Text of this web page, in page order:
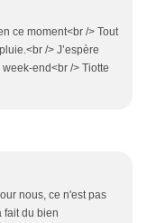
ce moment<br /> Tout
/> J’espère
end<br /> Tiotte
nous, ce n'est pas
fait du bien